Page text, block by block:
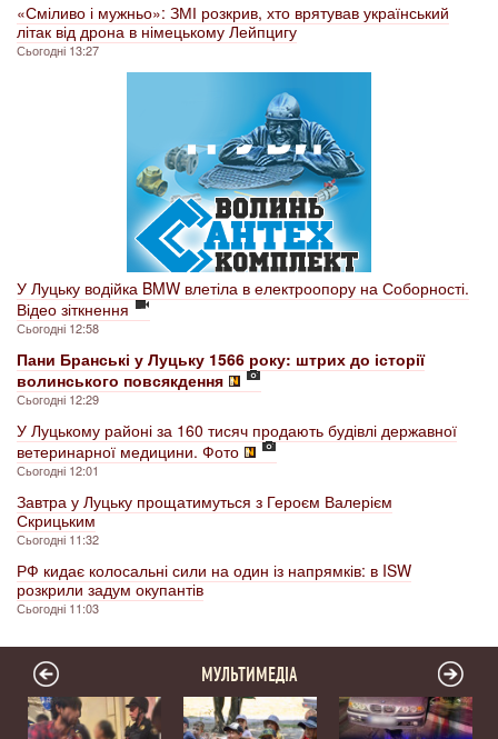
«Сміливо і мужньо»: ЗМІ розкрив, хто врятував український
літак від дрона в німецькому Лейпцигу
Сьогодні 13:27
У Луцьку водійка BMW влетіла в електроопору на Соборності.
Відео зіткнення
Сьогодні 12:58
Пани Бранські у Луцьку 1566 року: штрих до історії
волинського повсякдення
Сьогодні 12:29
У Луцькому районі за 160 тисяч продають будівлі державної
ветеринарної медицини. Фото
Сьогодні 12:01
Завтра у Луцьку прощатимуться з Героєм Валерієм
Скрицьким
Сьогодні 11:32
РФ кидає колосальні сили на один із напрямків: в ISW
розкрили задум окупантів
Сьогодні 11:03
МУЛЬТИМЕДІА